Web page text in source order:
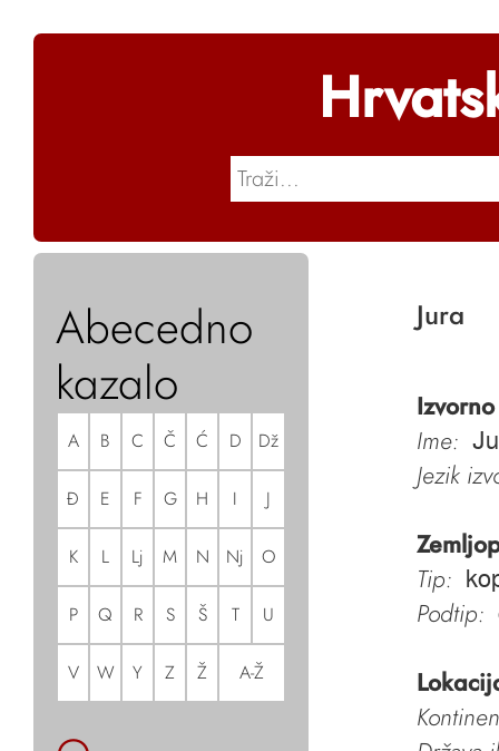
Abecedno
kazalo
A B C Č Ć D Dž
Đ E F G H I J
K L Lj M N Nj O
P Q R S Š T U
V W Y Z Ž A-Ž
Jura
Ime:
Jezik
Tip:
Podtip: